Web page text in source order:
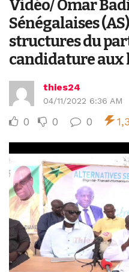
Vidéo/ Omar
Sénégalaises
structures du
candidature aux
thies24
04/11/2022 6:36 AM
0 0 0